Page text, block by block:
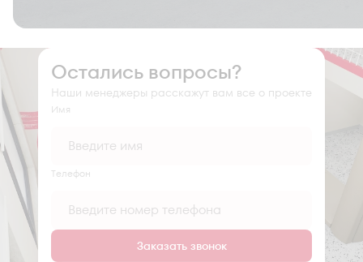
Остались вопросы?
Наши менеджеры расскажут вам все о проекте
Имя
Tелефон
Заказать звонок